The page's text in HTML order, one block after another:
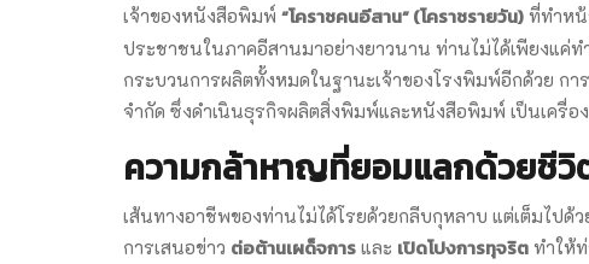
เจ้าของหนังสือพิมพ์ “โคราชคนอีสาน” (โคราชรายวัน) ที่ทำหน้
ประชาชนในภาคอีสานมาอย่างยาวนาน ท่านไม่ได้เพียงแค่
กระบวนการผลิตทั้งหมดในฐานะเจ้าของโรงพิมพ์อีกด้วย ก
จำกัด ซึ่งดำเนินธุรกิจผลิตสิ่งพิมพ์และหนังสือพิมพ์ เป็นเครื่
ความกล้าหาญที่ยอมแลกด้วยชีวิ
เส้นทางอาชีพของท่านไม่ได้โรยด้วยกลีบกุหลาบ แต่เต็มไป
การเสนอข่าว ต่อต้านเผด็จการ และ เปิดโปงการทุจริต ทำให้